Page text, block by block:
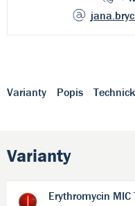
Varianty Popis
Varianty
Erythromycin